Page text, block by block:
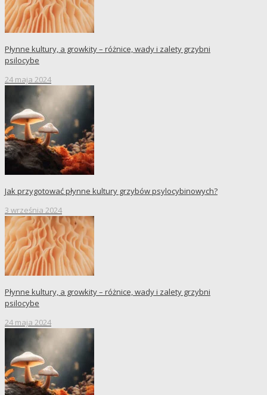
Płynne kultury, a growkity – różnice, wady i zalety grzybni
psilocybe
24 maja 2024
Jak przygotować płynne kultury grzybów psylocybinowych?
3 września 2024
Płynne kultury, a growkity – różnice, wady i zalety grzybni
psilocybe
24 maja 2024